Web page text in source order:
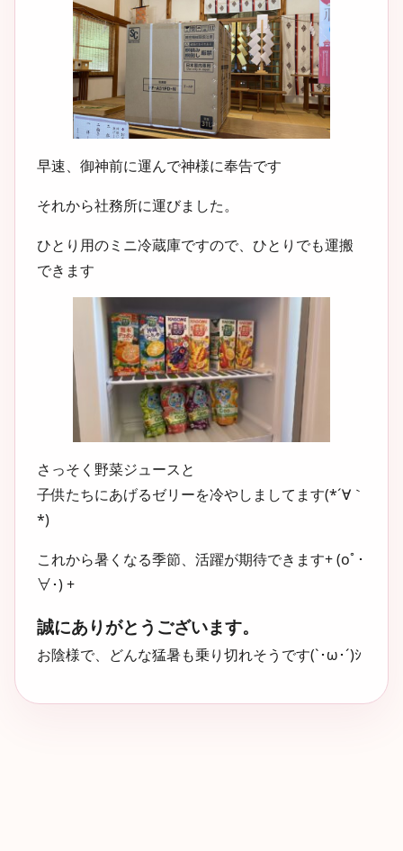
早速、御神前に運んで神様に奉告です
それから社務所に運びました。
ひとり用のミニ冷蔵庫ですので、ひとりでも運搬
できます
さっそく野菜ジュースと
子供たちにあげるゼリーを冷やしましてます(*´∀｀
*)
これから暑くなる季節、活躍が期待できます+ (oﾟ･
∀･) +
誠にありがとうございます。
お陰様で、どんな猛暑も乗り切れそうです(`･ω･´)ｼ